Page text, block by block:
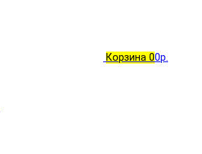
Корзина 00р.